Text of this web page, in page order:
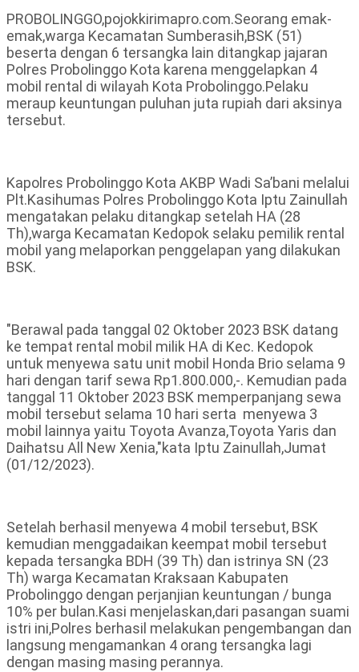
PROBOLINGGO,pojokkirimapro.com.Seorang emak-
emak,warga Kecamatan Sumberasih,BSK (51)
beserta dengan 6 tersangka lain ditangkap jajaran
Polres Probolinggo Kota karena menggelapkan 4
mobil rental di wilayah Kota Probolinggo.Pelaku
meraup keuntungan puluhan juta rupiah dari aksinya
tersebut.
Kapolres Probolinggo Kota AKBP Wadi Sa’bani melalui
Plt.Kasihumas Polres Probolinggo Kota Iptu Zainullah
mengatakan pelaku ditangkap setelah HA (28
Th),warga Kecamatan Kedopok selaku pemilik rental
mobil yang melaporkan penggelapan yang dilakukan
BSK.
"Berawal pada tanggal 02 Oktober 2023 BSK datang
ke tempat rental mobil milik HA di Kec. Kedopok
untuk menyewa satu unit mobil Honda Brio selama 9
hari dengan tarif sewa Rp1.800.000,-. Kemudian pada
tanggal 11 Oktober 2023 BSK memperpanjang sewa
mobil tersebut selama 10 hari serta menyewa 3
mobil lainnya yaitu Toyota Avanza,Toyota Yaris dan
Daihatsu All New Xenia,"kata Iptu Zainullah,Jumat
(01/12/2023).
Setelah berhasil menyewa 4 mobil tersebut, BSK
kemudian menggadaikan keempat mobil tersebut
kepada tersangka BDH (39 Th) dan istrinya SN (23
Th) warga Kecamatan Kraksaan Kabupaten
Probolinggo dengan perjanjian keuntungan / bunga
10% per bulan.Kasi menjelaskan,dari pasangan suami
istri ini,Polres berhasil melakukan pengembangan dan
langsung mengamankan 4 orang tersangka lagi
dengan masing masing perannya.